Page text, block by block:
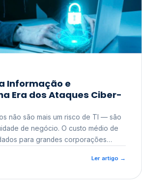
Informação e
Era dos Ataques Ciber-
não são mais um risco de TI — são
O custo médio de
para grandes corporações
regulatório junto a órgãos como a
Ler artigo →